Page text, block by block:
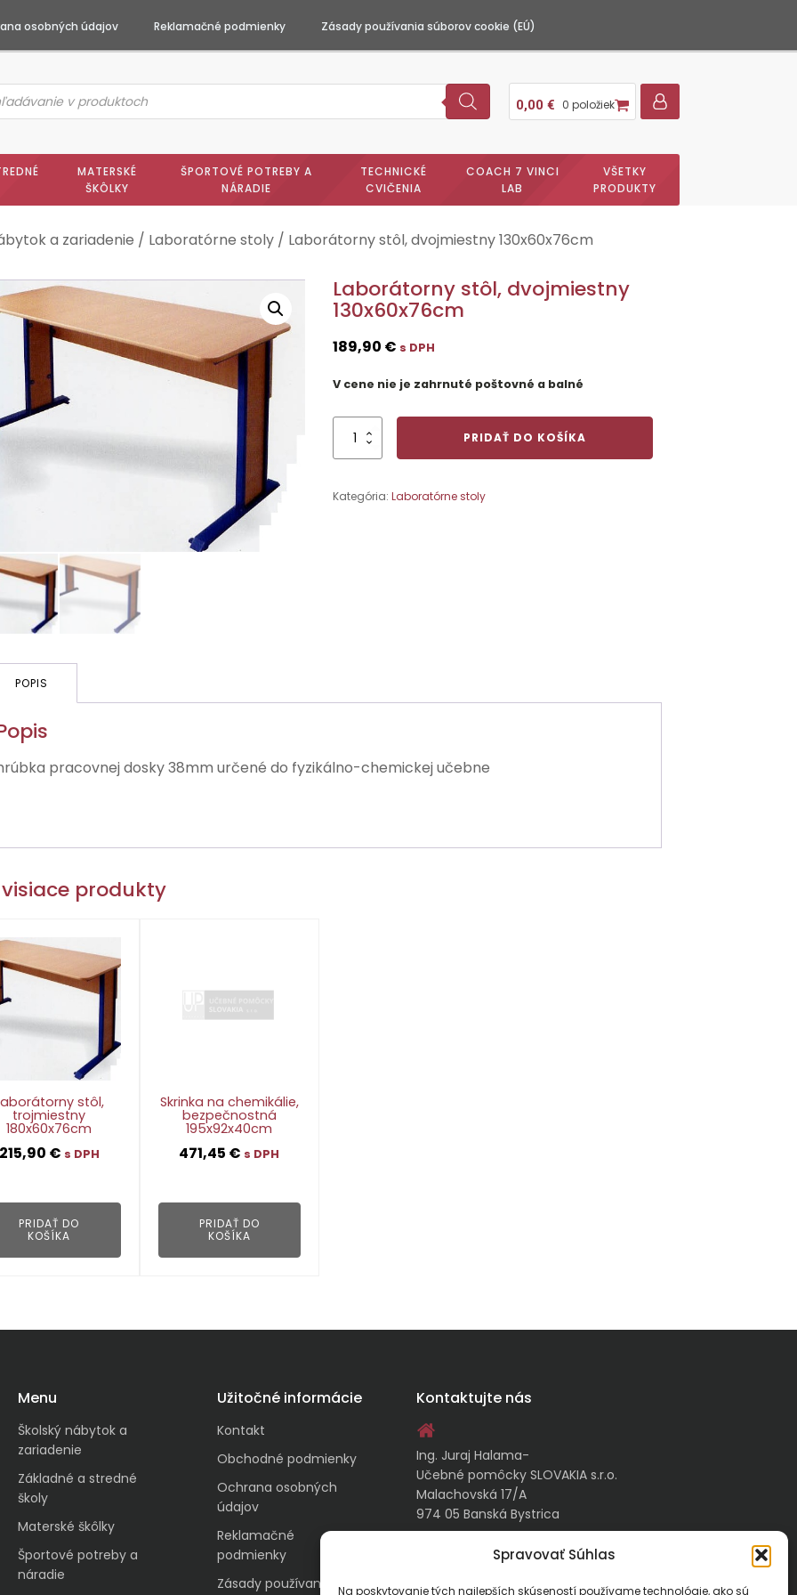
Spravovať Súhlas
Na poskytovanie tých najlepších skúseností používame technológie, ako sú
osobných údajov Reklamačné podmienky Zásady používania súborov cookie (EÚ)
0,00 € 0 položiek
MATERSKÉ
ŠKÔLKY
ŠPORTOVÉ POTREBY A
NÁRADIE
TECHNICKÉ
CVIČENIA
COACH 7 VINCI
LAB
VŠETKY
PRODUKTY
a zariadenie / Laboratórne stoly / Laborátorny stôl, dvojmiestny 130x60x76cm
Laborátorny stôl, dvojmiestny
130x60x76cm
189,90 € s DPH
V cene nie je zahrnuté poštovné a balné
množstvo
Laborátorny
130x60x76cm
PRIDAŤ DO KOŠÍKA
Kategória:Laboratórne stoly
POPIS
pracovnej dosky 38mm určené do fyzikálno-chemickej učebne
produkty
stôl,
trojmiestny
180x60x76cm
€ s DPH
PRIDAŤ DO
KOŠÍKA
Skrinka na chemikálie,
bezpečnostná
195x92x40cm
471,45 € s DPH
PRIDAŤ DO
KOŠÍKA
Menu
Školský nábytok a
zariadenie
Základné a stredné
školy
Materské škôlky
Športové potreby a
náradie
Užitočné informácie
Kontakt
Obchodné podmienky
Ochrana osobných
údajov
Reklamačné
podmienky
Zásady používania
Kontaktujte nás
Ing. Juraj Halama-
Učebné pomôcky SLOVAKIA s.r.o.
Malachovská 17/A
974 05 Banská Bystrica
kontakt@ucebnepomockyslovakia.sk